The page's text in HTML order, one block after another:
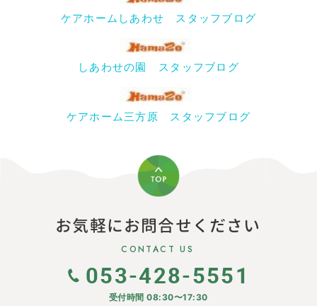
ケアホームしあわせ スタッフブログ
しあわせの園 スタッフブログ
ケアホーム三方原 スタッフブログ
お気軽にお問合せください
CONTACT US
053-428-5551
受付時間 08:30〜17:30